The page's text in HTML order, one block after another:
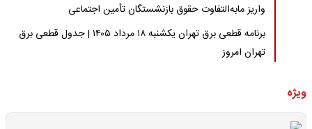
واریز مابه‌التفاوت حقوق بازنشستگان تأمین اجتماعی
برنامه قطعی برق تهران یکشنبه ۱۸ مرداد ۱۴۰۵ | جدول قطعی برق
تهران امروز
ویژه